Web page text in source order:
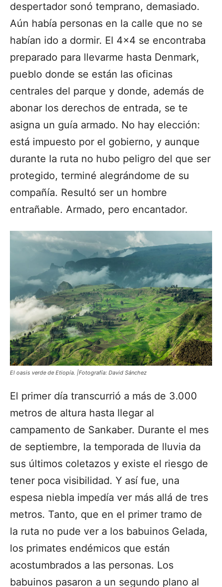
despertador sonó temprano, demasiado.
Aún había personas en la calle que no se
habían ido a dormir. El 4×4 se encontraba
preparado para llevarme hasta Denmark,
pueblo donde se están las oficinas
centrales del parque y donde, además de
abonar los derechos de entrada, se te
asigna un guía armado. No hay elección:
está impuesto por el gobierno, y aunque
durante la ruta no hubo peligro del que ser
protegido, terminé alegrándome de su
compañía. Resultó ser un hombre
entrañable. Armado, pero encantador.
El oasis verde de Etiopía. |Fotografía: David Sánchez
El primer día transcurrió a más de 3.000
metros de altura hasta llegar al
campamento de Sankaber. Durante el mes
de septiembre, la temporada de lluvia da
sus últimos coletazos y existe el riesgo de
tener poca visibilidad. Y así fue, una
espesa niebla impedía ver más allá de tres
metros. Tanto, que en el primer tramo de
la ruta no pude ver a los babuinos Gelada,
los primates endémicos que están
acostumbrados a las personas. Los
babuinos pasaron a un segundo plano al